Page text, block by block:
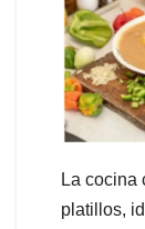
La cocina
platillos,